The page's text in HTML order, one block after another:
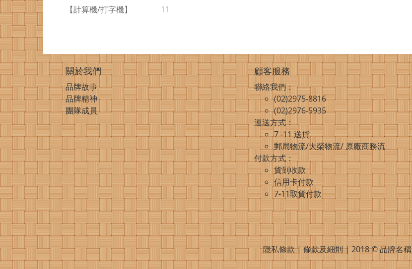
【計算機/打字機】
11
關於我們
品牌故事
品牌精神
團隊成員
顧客服務
聯絡我們：
(02)2975-8816
(02)2976-5935
運送方式：
7 -11 送貨
郵局物流/大榮物流/ 原廠商務流
付款方式：
貨到收款
信用卡付款
7-11取貨付款
隱私條款 | 條款及細則 | 2018 © 品牌名稱